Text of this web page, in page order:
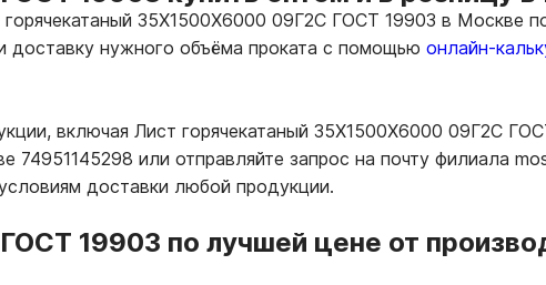
горячекатаный 35Х1500Х6000 09Г2С ГОСТ 19903 в Москве
доставку нужного объёма проката с помощью онлайн-
включая Лист горячекатаный 35Х1500Х6000 09Г2С
или отправляйте запрос на почту филиала
доставки любой продукции.
19903 по лучшей цене от